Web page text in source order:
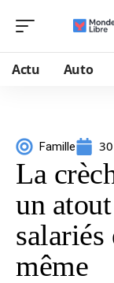
Actu Auto
Famille
La
un
salariés
même